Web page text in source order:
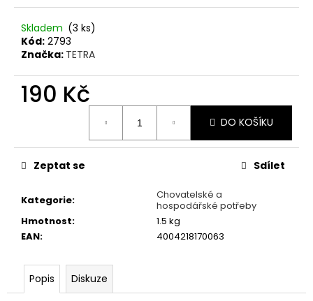
Skladem (3 ks)
Kód: 2793
Značka: TETRA
190 Kč
DO KOŠÍKU
Kategorie:
Chovatelské a
hospodářské potřeby
Hmotnost:
1.5 kg
EAN: 4004218170063
Zeptat se Sdílet
Popis Diskuze
u
č
u
e
m
PŠENICE
22
Kč